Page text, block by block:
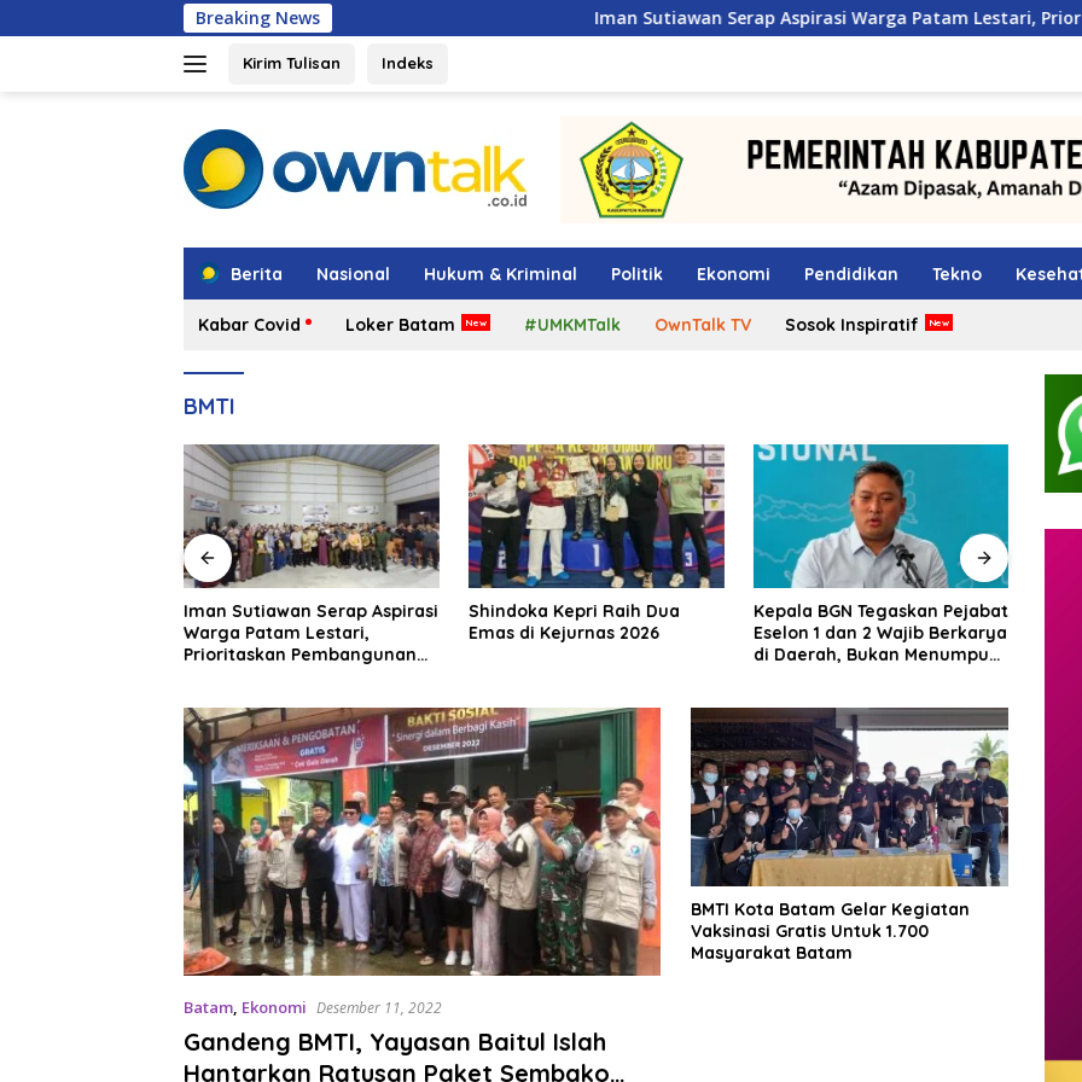
ke
Breaking News Iman Sutiawan Serap Aspirasi Warga Patam Lestari, Prioritaskan
Kirim Tulisan Indeks
Berita Nasional Hukum & Kriminal Politik Ekonomi Pendidikan Tekno
Kabar Covid Loker Batam #UMKMTalk OwnTalk TV Sosok Inspiratif
BMTI
Shindoka Kepri Raih Dua
Emas di Kejurnas 2026
Kepala BGN Tegaskan Pejabat
Eselon 1 dan 2 Wajib Berkarya
Maling Berkeliaran di
Sagulung, Warga Sungai
Pelunggut Resah hingga
Batam, Ekonomi Desember 11, 2022
Gandeng BMTI, Yayasan Baitul Islah
Hantarkan Ratusan Paket Sembako
BMTI Kota Batam Gelar Kegiatan
Vaksinasi Gratis Untuk 1.700
Masyarakat Batam